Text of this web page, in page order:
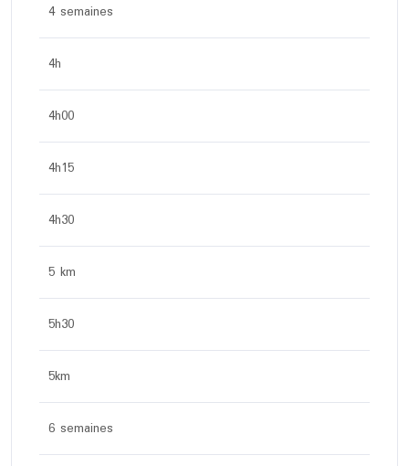
4 semaines
4h
4h00
4h15
4h30
5 km
5h30
5km
6 semaines